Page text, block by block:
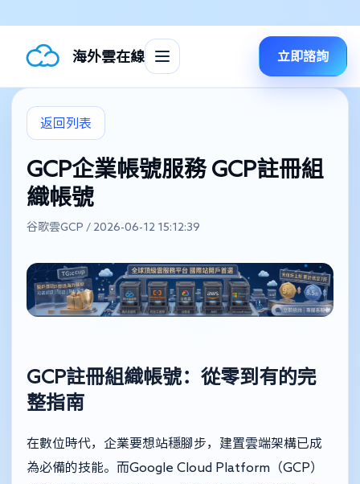
海外雲在線 立即諮詢
返回列表
GCP企業帳號服務 GCP註冊組
織帳號
谷歌雲GCP / 2026-06-12 15:12:39
GCP註冊組織帳號：從零到有的完
整指南
在數位時代，企業要想站穩腳步，建置雲端架構已成
為必備的技能。而Google Cloud Platform（GCP）